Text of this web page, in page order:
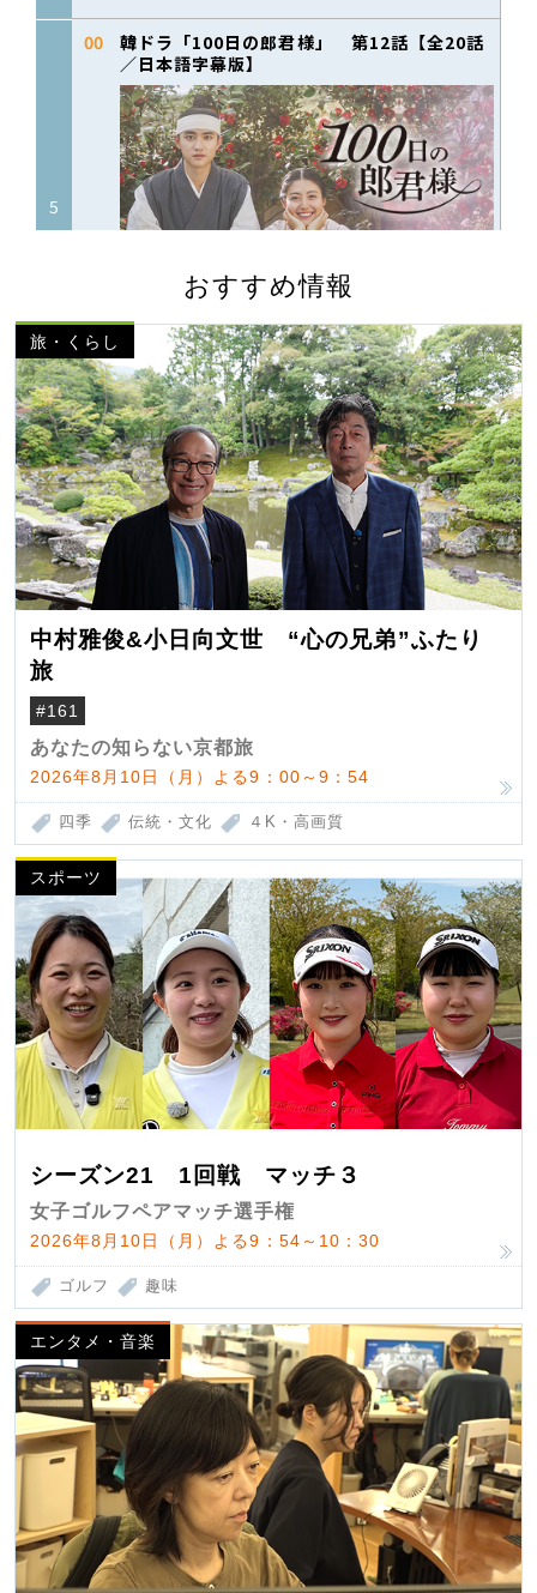
おすすめ情報
旅・くらし
中村雅俊&小日向文世 “心の兄弟”ふたり
旅
#161
あなたの知らない京都旅
2026年8月10日（月）よる9：00～9：54
四季 伝統・文化 ４K・高画質
スポーツ
シーズン21 1回戦 マッチ３
女子ゴルフペアマッチ選手権
2026年8月10日（月）よる9：54～10：30
ゴルフ 趣味
エンタメ・音楽